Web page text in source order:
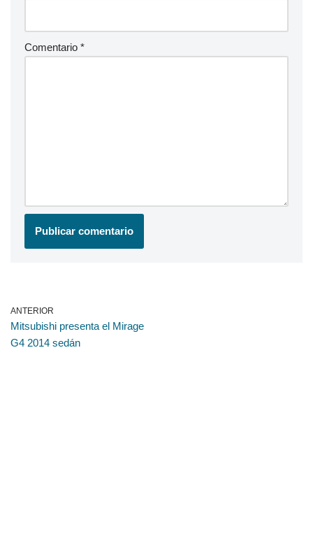
Comentario *
ANTERIOR
Mitsubishi presenta el Mirage
G4 2014 sedán